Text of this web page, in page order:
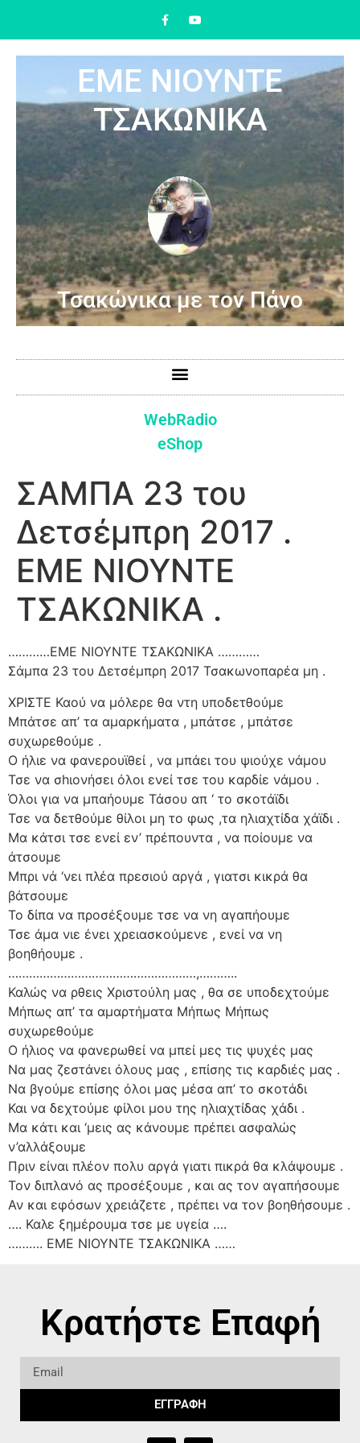
ΕΜΕ ΝΙΟΥΝΤΕ
ΤΣΑΚΩΝΙΚΑ
Τσακώνικα με τον Πάνο
WebRadio
eShop
ΣΑΜΠΑ 23 του
Δετσέμπρη 2017 .
ΕΜΕ ΝΙΟΥΝΤΕ
ΤΣΑΚΩΝΙΚΑ .
…………ΕΜΕ ΝΙΟΥΝΤΕ ΤΣΑΚΩΝΙΚΑ …………
Σάμπα 23 του Δετσέμπρη 2017 Τσακωνοπαρέα μη .
ΧΡΙΣΤΕ Καού να μόλερε θα ντη υποδετθούμε
Μπάτσε απ’ τα αμαρκήματα , μπάτσε , μπάτσε
συχωρεθούμε .
Ο ήλιε να φανερουϊθεί , να μπάει του ψιούχε νάμου
Τσε να σhιονήσει όλοι ενεί τσε του καρδίε νάμου .
Όλοι για να μπαήουμε Τάσου απ ‘ το σκοτάϊδι
Τσε να δετθούμε θίλοι μη το φως ,τα ηλιαχτίδα χάϊδι .
Μα κάτσι τσε ενεί εν’ πρέπουντα , να ποίουμε να
άτσουμε
Μπρι νά ‘νει πλέα πρεσιού αργά , γιατσι κικρά θα
βάτσουμε
Το δίπα να προσέξουμε τσε να νη αγαπήουμε
Τσε άμα νιε ένει χρειασκούμενε , ενεί να νη
βοηθήουμε .
………………………………………………,………..
Καλώς να ρθεις Χριστούλη μας , θα σε υποδεχτούμε
Μήπως απ’ τα αμαρτήματα Μήπως Μήπως
συχωρεθούμε
Ο ήλιος να φανερωθεί να μπεί μες τις ψυχές μας
Να μας ζεστάνει όλους μας , επίσης τις καρδιές μας .
Να βγούμε επίσης όλοι μας μέσα απ’ το σκοτάδι
Και να δεχτούμε φίλοι μου της ηλιαχτίδας χάδι .
Μα κάτι και ‘μεις ας κάνουμε πρέπει ασφαλώς
ν’αλλάξουμε
Πριν είναι πλέον πολυ αργά γιατι πικρά θα κλάψουμε .
Τον διπλανό ας προσέξουμε , και ας τον αγαπήσουμε
Αν και εφόσων χρειάζετε , πρέπει να τον βοηθήσουμε .
…. Καλε ξημέρουμα τσε με υγεία ….
………. ΕΜΕ ΝΙΟΥΝΤΕ ΤΣΑΚΩΝΙΚΑ ……
Κρατήστε Επαφή
ΕΓΓΡΑΦΗ